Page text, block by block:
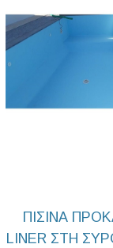
ΠΙΣΊΝΑ
LINER ΣΤΗ